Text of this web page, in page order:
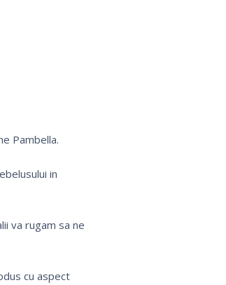
Pambella.
in
va rugam sa ne
cu aspect